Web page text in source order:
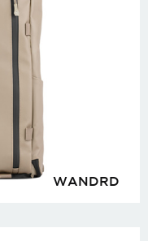
WANDRD